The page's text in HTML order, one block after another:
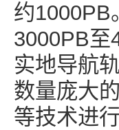
约1000PB
3000PB至
实地导航
数量庞大
等技术进